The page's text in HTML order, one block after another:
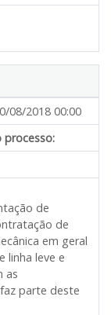
08/2018 00:00
processo:
de
de
em geral
linha leve e
as
parte deste